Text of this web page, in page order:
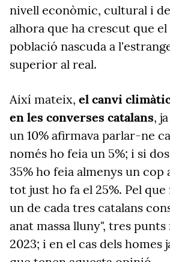
nivell econòmic, cultural i
alhora que ha crescut que
població nascuda a
superior al real.
Així mateix, el canvi
en les converses catalans,
un 10% afirmava parlar-ne
només ho feia un 5%; i si
35% ho feia almenys un cop
tot just ho fa el 25%. Pel
un de cada tres catalans
anat massa lluny", tres punts
2023; i en el cas dels homes